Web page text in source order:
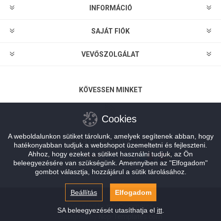
INFORMÁCIÓ
SAJÁT FIÓK
VEVŐSZOLGÁLAT
KÖVESSEN MINKET
FIZETÉSI LEHETŐSÉGEK
Powered by
nopCommerce
Designed by
Nop-Templates.com
Cookies
A weboldalunkon sütiket tárolunk, amelyek segítenek abban, hogy
hatékonyabban tudjuk a webshopot üzemeltetni és fejleszteni.
Ahhoz, hogy ezeket a sütiket használni tudjuk, az Ön
beleegyezésére van szükségünk. Amennyiben az "Elfogadom"
gombot választja, hozzájárul a sütik tárolásához.
Beállítás Elfogadom
SA beleegyezését utasíthatja el itt.